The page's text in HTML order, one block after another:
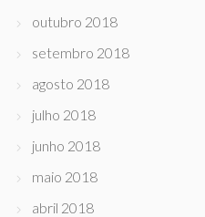
outubro 2018
setembro 2018
agosto 2018
julho 2018
junho 2018
maio 2018
abril 2018